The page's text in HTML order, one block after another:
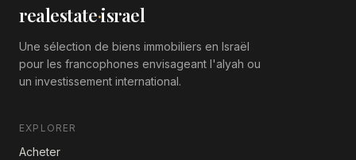
realestate·israel
Une sélection de biens immobiliers en Israël
pour les francophones envisageant l'alyah ou
un investissement international.
EXPLORER
Acheter